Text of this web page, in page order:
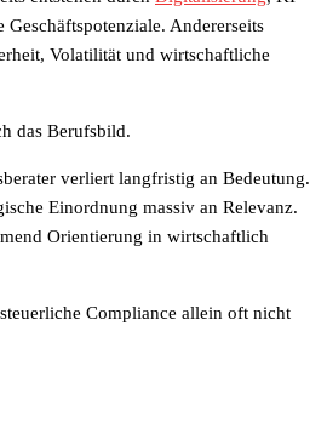
Andererseits
Volatilität und wirtschaftliche
das Berufsbild.
verliert langfristig an Bedeutung.
Einordnung massiv an Relevanz.
Orientierung in wirtschaftlich
Compliance allein oft nicht